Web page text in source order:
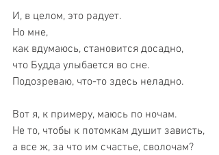
И, в целом, это радует.
Но мне,
как вдумаюсь, становится досадно,
что Будда улыбается во сне.
Подозреваю, что-то здесь неладно.
Вот я, к примеру, маюсь по ночам.
Не то, чтобы к потомкам душит зависть,
а все ж, за что им счастье, сволочам?